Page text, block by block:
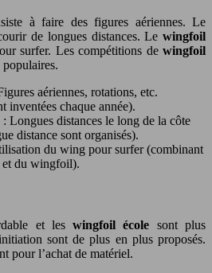
à faire des figures aériennes. Le
de longues distances. Le wingfoil
surfer. Les compétitions dewingfoil
aériennes, rotations, etc.
inventées chaque année).
: Longues distances le long de la côte
distance sont organisés).
du wing pour surfer (combinant
et du wingfoil).
et leswingfoil école sont plus
sont de plus en plus proposés.
pour l’achat de matériel.